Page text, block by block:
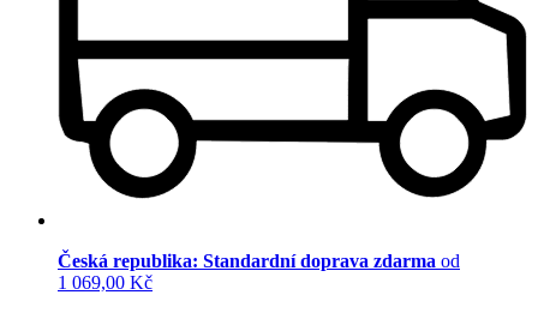
Česká republika: Standardní doprava zdarma od
1 069,00 Kč